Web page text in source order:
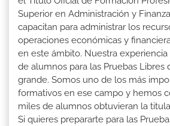
Superior en Administración y
capacitan para administrar los
operaciones económicas y
en este ámbito. Nuestra
de alumnos para las Pruebas Libres
grande. Somos uno de los más
formativos en ese campo y hemos
miles de alumnos obtuvieran la
Si quieres prepararte para las